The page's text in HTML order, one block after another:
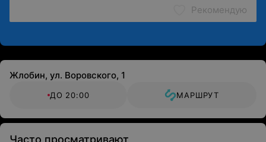
Рекомендую
Жлобин, ул. Воровского, 1
ДО 20:00 МАРШРУТ
Часто просматривают